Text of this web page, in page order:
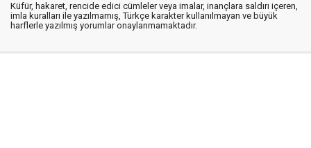
Küfür, hakaret, rencide edici cümleler veya imalar, inançlara saldırı içeren,
imla kuralları ile yazılmamış, Türkçe karakter kullanılmayan ve büyük
harflerle yazılmış yorumlar onaylanmamaktadır.